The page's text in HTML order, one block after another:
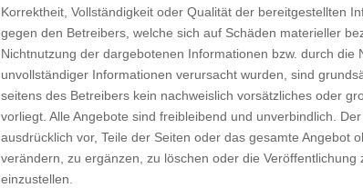
Korrektheit, Vollständigkeit oder Qualität der bereitgestellten
gegen den Betreibers, welche sich auf Schäden materieller
Nichtnutzung der dargebotenen Informationen bzw. durch die
unvollständiger Informationen verursacht wurden, sind
seitens des Betreibers kein nachweislich vorsätzliches oder
vorliegt. Alle Angebote sind freibleibend und unverbindlich.
ausdrücklich vor, Teile der Seiten oder das gesamte Angebot
verändern, zu ergänzen, zu löschen oder die Veröffentlichung
einzustellen.